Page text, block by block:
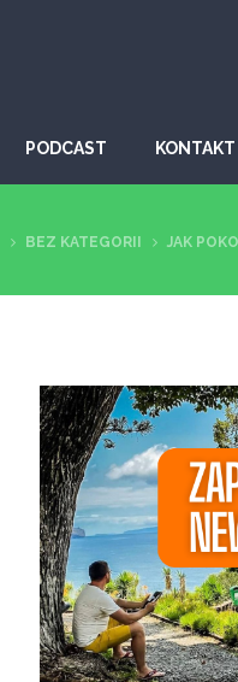
PODCAST KONTAKT
BEZ KATEGORII JAK